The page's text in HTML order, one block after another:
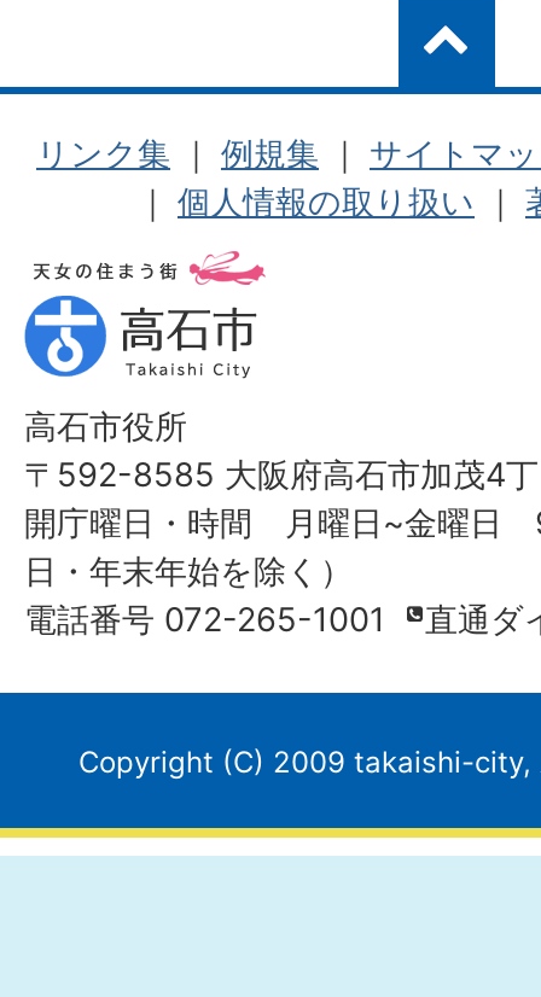
リンク集 ｜ 例規集 ｜ サイトマ
｜ 個人情報の取り扱い ｜
高石市役所
〒592-8585 大阪府高石市加茂4丁
開庁曜日・時間 月曜日~金曜日
日・年末年始を除く）
電話番号 072-265-1001
直通ダ
Copyright (C) 2009 takaishi-city,